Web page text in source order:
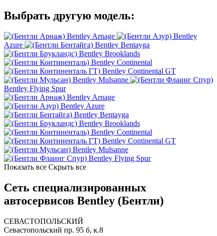
Выбрать другую модель:
Bentley Arnage
Bentley
Azure
Bentley Bentayga
Bentley Brooklands
Bentley Continental
Bentley Continental GT
Bentley Mulsanne
Bentley Flying Spur
Bentley Arnage
Bentley Azure
Bentley Bentayga
Bentley Brooklands
Bentley Continental
Bentley Continental GT
Bentley Mulsanne
Bentley Flying Spur
Показать все Скрыть все
Сеть специализированных
автосервисов Bentley (Бентли)
СЕВАСТОПОЛЬСКИЙ
Севастопольский пр. 95 б, к.8